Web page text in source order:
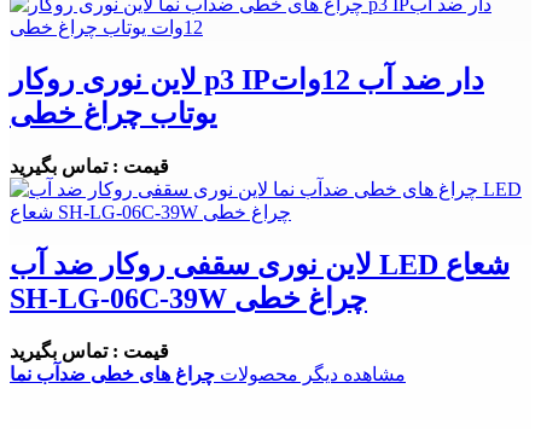
لاین نوری روکار p3 IPدار ضد آب 12وات
یوتاب چراغ خطی
قیمت : تماس بگیرید
لاین نوری سقفی روکار ضد آب LED شعاع
SH-LG-06C-39W چراغ خطی
قیمت : تماس بگیرید
مشاهده دیگر محصولات چراغ های خطی ضدآب نما